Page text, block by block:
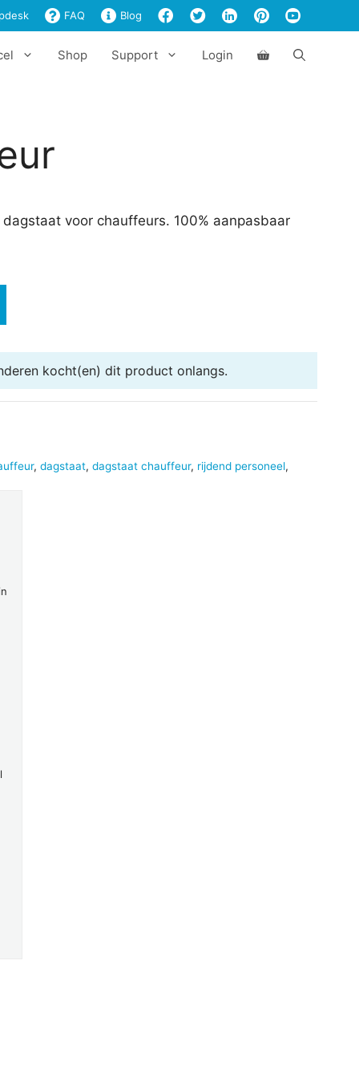
FAQ Blog
Shop Support Login
voor chauffeurs. 100% aanpasbaar
kocht(en) dit product onlangs.
, dagstaat, dagstaat chauffeur, rijdend personeel,
aantal